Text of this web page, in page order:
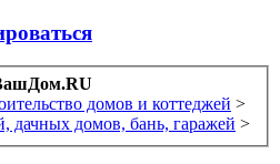
домов и коттеджей >
дачных домов, бань, гаражей >